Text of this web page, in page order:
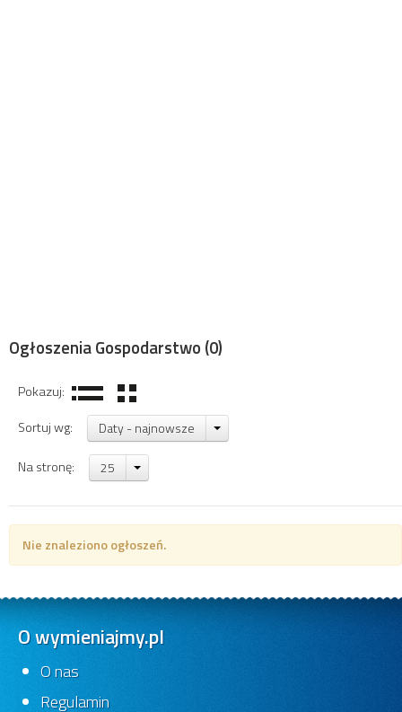
Ogłoszenia Gospodarstwo (0)
Pokazuj:
Sortuj wg:
Daty - najnowsze
Na stronę: 25
Nie znaleziono ogłoszeń.
O wymieniajmy.pl
O nas
Regulamin